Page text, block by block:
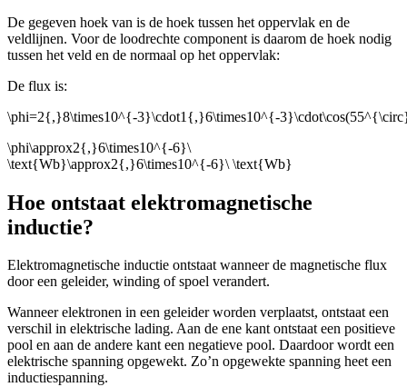
De gegeven hoek van is de hoek tussen het oppervlak en de
veldlijnen. Voor de loodrechte component is daarom de hoek nodig
tussen het veld en de normaal op het oppervlak:
De flux is:
\phi=2{,}8\times10^{-3}\cdot1{,}6\times10^{-
\phi\approx2{,}6\times10^{-6}\
\text{Wb}\approx2{,}6\times10^{-6}\ \text{Wb}
Hoe ontstaat elektromagnetische
inductie?
Elektromagnetische inductie ontstaat wanneer de magnetische flux
door een geleider, winding of spoel verandert.
Wanneer elektronen in een geleider worden verplaatst, ontstaat een
verschil in elektrische lading. Aan de ene kant ontstaat een positieve
pool en aan de andere kant een negatieve pool. Daardoor wordt een
elektrische spanning opgewekt. Zo’n opgewekte spanning heet een
inductiespanning.